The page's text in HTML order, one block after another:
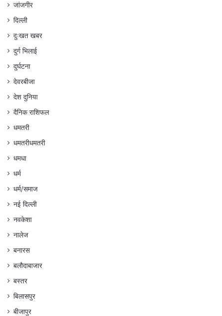
जांजगीर
दिल्ली
दुःखत खबर
दुर्ग भिलाई
दुर्घटना
देवरबीजा
देश दुनिया
दैनिक राशिफल
धमतरी
धमतरीधमतरी
धमधा
धर्म
धर्म/समाज
नई दिल्ली
नवकेशा
नालेज
बनारस
बलौदाबाजार
बस्तर
बिलासपुर
बीजापुर